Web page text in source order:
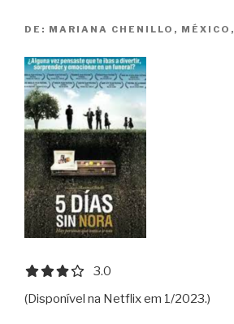
DE: MARIANA CHENILLO,
3.0 out of 5.0 stars
3.0
(Disponível na Netflix em 1/2023.)